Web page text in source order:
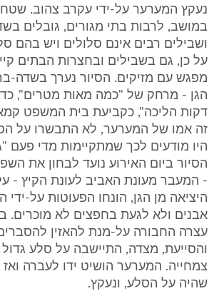
נעקץ המערער על-ידי עקרב צהוב.
במושב, לרבות בתי מגורים, גובלים
ושבילים רבים אינם סלולים ויש בהם
על כן, גם בשבילים ובחצרות הבתים
מפגש עם מזיקים. הסיור נערך בשדה-
הגן - מרחק של "כמה מאות מטרים",
דקות הליכה", כקביעת בית המשפט
זה אמו של המערער, לא התבשרו על
היו מודעים לכך שמתקיימות מדי פעם
הסיור ביום האירוע נועד לבחון את
- המעבר מעונת האביב לעונת הקיץ -
היציאה מן הגן, הונחו הפעוטות על-ידי
אבנים ולא לגעת בחפצים לא מוכרים.
עצרה החבורה על-מנת להאזין
והסייעת, מצדה, התיישבה על סלע
צמחייה. המערער הושיט ידו לעברה
שהיה על הסלע, ונעקץ.